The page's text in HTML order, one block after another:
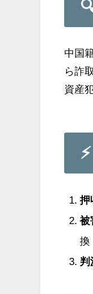
中国
ら詐
資産
押
被
換
判